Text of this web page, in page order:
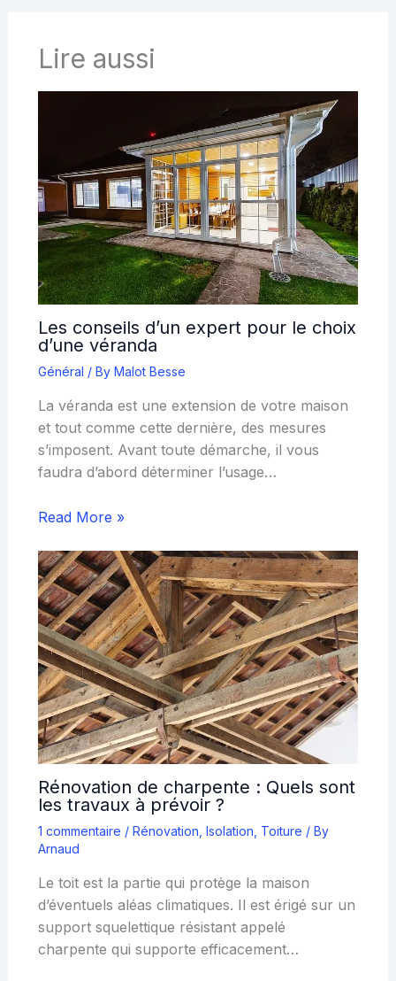
Lire aussi
Les conseils d’un expert pour le choix
d’une véranda
Général / By Malot Besse
La véranda est une extension de votre maison
et tout comme cette dernière, des mesures
s’imposent. Avant toute démarche, il vous
faudra d’abord déterminer l’usage…
Read More »
Rénovation de charpente : Quels sont
les travaux à prévoir ?
1 commentaire / Rénovation Isolation Toiture / By
Arnaud
Le toit est la partie qui protège la maison
d’éventuels aléas climatiques. Il est érigé sur un
support squelettique résistant appelé
charpente qui supporte efficacement…